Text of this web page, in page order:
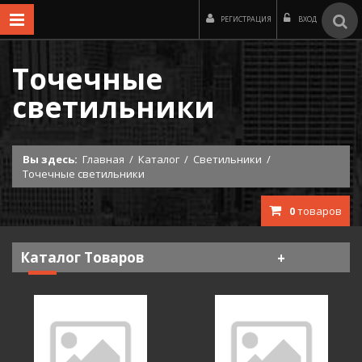
РЕГИСТРАЦИЯ ВХОД
Точечные
светильники
Вы здесь: Главная / Каталог / Светильники /
Точечные светильники
0товаров
Каталог Товаров
Люстры, бра, торшеры под заказ
Люстры, бра, торшеры под заказ